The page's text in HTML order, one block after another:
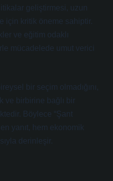
geliştirmesi, uzun
için kritik öneme sahiptir.
ve eğitim odaklı
mücadelede umut verici
bir seçim olmadığını,
ve birbirine bağlı bir
Böylece “Şant
yanıt, hem ekonomik
derinleşir.